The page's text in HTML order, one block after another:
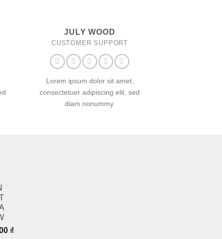
JULY WOOD
CUSTOMER SUPPORT
Lorem ipsum dolor sit amet,
consectetuer adipiscing elit, sed
diam nonummy.
₫Giá